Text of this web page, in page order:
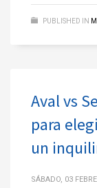
PUBLISHED IN
Aval vs
para
un
SÁBADO, 03